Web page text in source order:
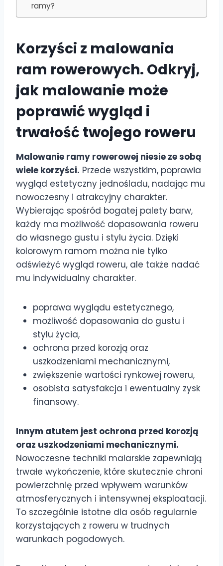
ramy?
Korzyści z malowania
ram rowerowych. Odkryj,
jak malowanie może
poprawić wygląd i
trwałość twojego roweru
Malowanie ramy rowerowej niesie ze sobą
wiele korzyści. Przede wszystkim, poprawia
wygląd estetyczny jednośladu, nadając mu
nowoczesny i atrakcyjny charakter.
Wybierając spośród bogatej palety barw,
każdy ma możliwość dopasowania roweru
do własnego gustu i stylu życia. Dzięki
kolorowym ramom można nie tylko
odświeżyć wygląd roweru, ale także nadać
mu indywidualny charakter.
poprawa wyglądu estetycznego,
możliwość dopasowania do gustu i
stylu życia,
ochrona przed korozją oraz
uszkodzeniami mechanicznymi,
zwiększenie wartości rynkowej roweru,
osobista satysfakcja i ewentualny zysk
finansowy.
Innym atutem jest ochrona przed korozją
oraz uszkodzeniami mechanicznymi.
Nowoczesne techniki malarskie zapewniają
trwałe wykończenie, które skutecznie chroni
powierzchnię przed wpływem warunków
atmosferycznych i intensywnej eksploatacji.
To szczególnie istotne dla osób regularnie
korzystających z roweru w trudnych
warunkach pogodowych.